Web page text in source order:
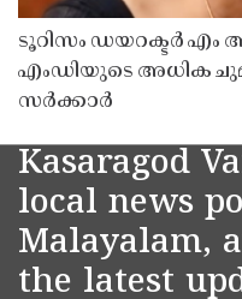
ടൂറിസം ഡയറക്ടർ എം
എംഡിയുടെ അധിക
സർക്കാർ
Kasaragod
local news
Malayalam,
the latest